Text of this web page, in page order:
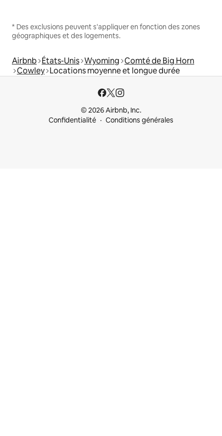
* Des exclusions peuvent s'appliquer en fonction des zones
géographiques et des logements.
Airbnb États-Unis Wyoming Comté de Big Horn
Cowley Locations moyenne et longue durée
© 2026 Airbnb, Inc.
Confidentialité
Conditions générales